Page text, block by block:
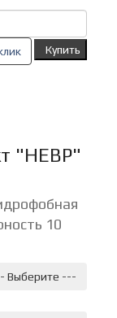
Купить
"НЕВР"
фобная
10
Выберите ---